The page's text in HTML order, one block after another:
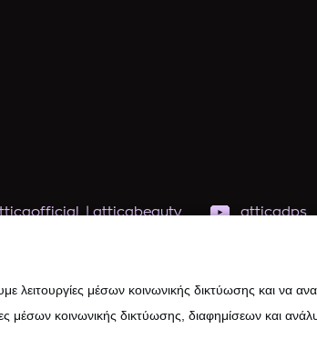
| atticabeauty atticadps
λειτουργίες μέσων κοινωνικής δικτύωσης και να
κοινωνικής δικτύωσης, διαφημίσεων και